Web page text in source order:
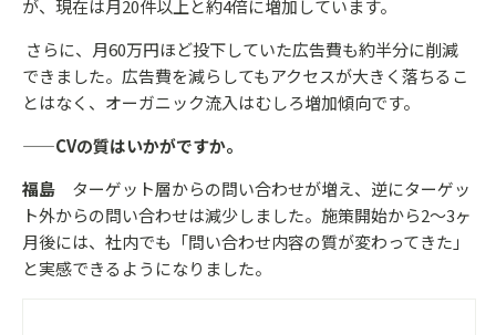
が、現在は月20件以上と約4倍に増加しています。
さらに、月60万円ほど投下していた広告費も約半分に削減
できました。広告費を減らしてもアクセスが大きく落ちるこ
とはなく、オーガニック流入はむしろ増加傾向です。
——CVの質はいかがですか。
福島 ターゲット層からの問い合わせが増え、逆にターゲッ
ト外からの問い合わせは減少しました。施策開始から2〜3ヶ
月後には、社内でも「問い合わせ内容の質が変わってきた」
と実感できるようになりました。